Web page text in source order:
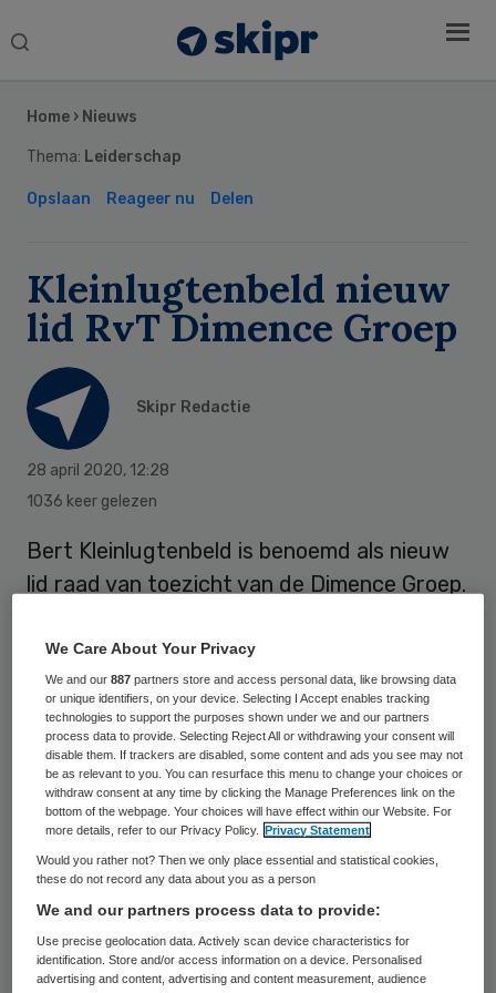
Search
Home › Nieuws
Thema: Leiderschap
Opslaan Reageer nu Delen
Kleinlugtenbeld nieuw
lid RvT Dimence Groep
Skipr Redactie
28 april 2020, 12:28
1036 keer gelezen
Bert Kleinlugtenbeld is benoemd als nieuw
lid raad van toezicht van de Dimence Groep.
vervangen, die vanwege de maximale
periode van acht jaar per 1 april is
afgetreden.
Sinds april 2018 is Kleinlugtenbeld
voorzitter raad van bestuur van Nij
Smellinghe in Drachten. Rond 2000 was hij
als clustermanager in het Reinier de Graaf
ziekenhuis onder andere verantwoordelijk
voor de ziekenhuis psychiatrie en de
Sidebar
We Care About Your Privacy
We and our887 partners store and access personal data, like browsing data
or unique identifiers, on your device. Selecting I Accept enables tracking
technologies to support the purposes shown under we and our partners
process data to provide. Selecting Reject All or withdrawing your consent will
disable them. If trackers are disabled, some content and ads you see may not
be as relevant to you. You can resurface this menu to change your choices or
withdraw consent at any time by clicking the Manage Preferences link on the
bottom of the webpage. Your choices will have effect within our Website. For
more details, refer to our Privacy Policy.
Privacy Statement
Would you rather not? Then we only place essential and statistical cookies,
these do not record any data about you as a person
We and our partners process data to provide:
Use precise geolocation data. Actively scan device characteristics for
identification. Store and/or access information on a device. Personalised
advertising and content, advertising and content measurement, audience